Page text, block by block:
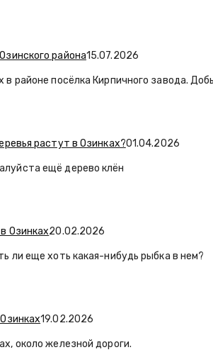
района15.07.2026
в районе посёлка Кирпичного завода.
растут в Озинках?01.04.2026
ещё дерево клён
Озинках20.02.2026
ли еще хоть какая-нибудь рыбка в нем?
19.02.2026
около железной дороги.